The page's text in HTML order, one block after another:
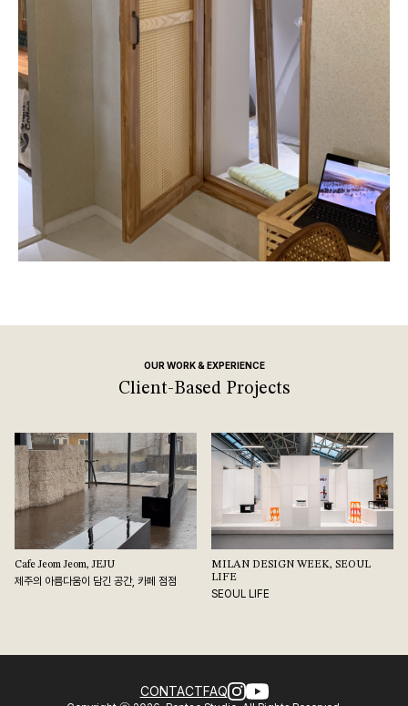
OUR WORK & EXPERIENCE
Client-Based Projects
Cafe Jeom Jeom, JEJU
제주의 아름다움이 담긴 공간, 카페 점점
MILAN DESIGN WEEK, SEOUL
LIFE
SEOUL LIFE
CONTACTFAQ